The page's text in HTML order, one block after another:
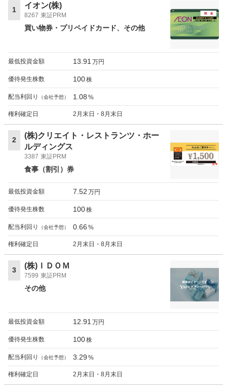
1
イオン(株)
8267 東証PRM
買い物券・プリペイドカード その他
最低投資金額 13.91 万円
優待発生株数 100株
配当利回り （会社予想） 1.08 %
権利確定日 2月末日・8月末日
2
(株)クリエイト・レストランツ・ホー
ルディングス
3387 東証PRM
食事（割引）券
最低投資金額 7.52 万円
優待発生株数 100株
配当利回り （会社予想） 0.66 %
権利確定日 2月末日・8月末日
3
(株)ＩＤＯＭ
7599 東証PRM
その他
最低投資金額 12.91 万円
優待発生株数 100株
配当利回り （会社予想） 3.29 %
権利確定日 2月末日・8月末日